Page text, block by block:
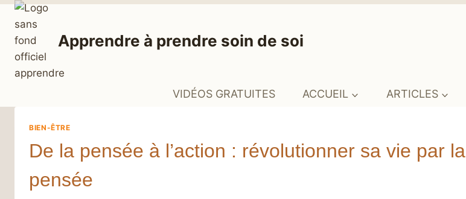
Aller
contenu
Apprendre à prendre soin de soi
VIDÉOS GRATUITES ACCUEIL ARTICLES
BIEN-ÊTRE
De la pensée à l’action : révolutionner sa vie par la
pensée